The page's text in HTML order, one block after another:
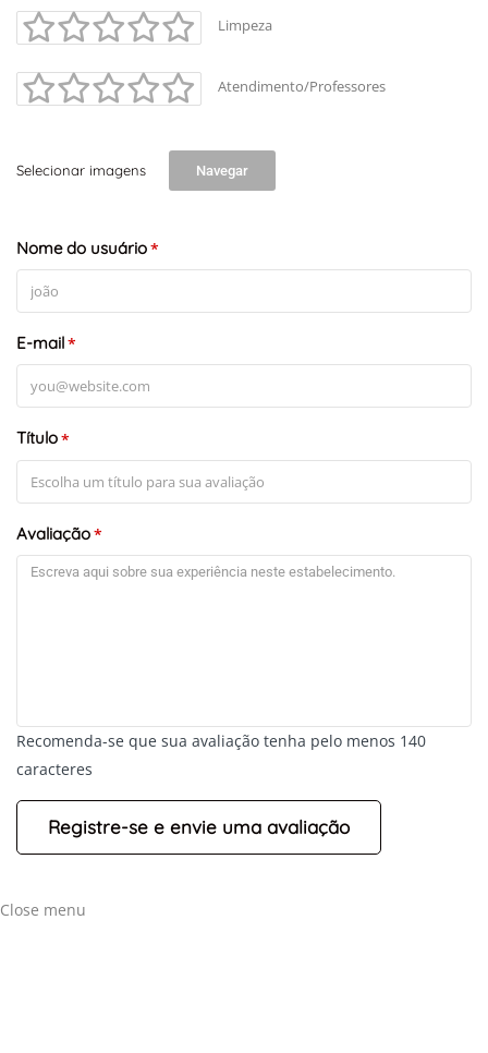
Limpeza
Atendimento/Professores
Selecionar imagens Navegar
Nome do usuário*
E-mail*
Título*
Avaliação*
Recomenda-se que sua avaliação tenha pelo menos 140
caracteres
Close menu